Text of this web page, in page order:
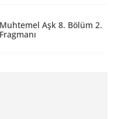
Muhtemel Aşk 8. Bölüm 2.
Fragmanı